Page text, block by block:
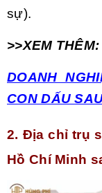
sự).
>>XEM THÊM:
DOANH
CON DẤU
2. Địa chỉ trụ
Hồ Chí Minh